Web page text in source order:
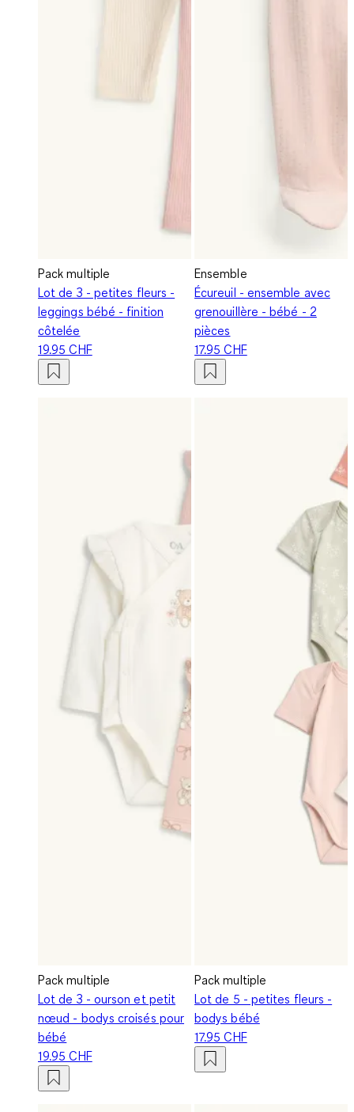
Pack multiple
Lot de 3 - petites fleurs -
leggings bébé - finition
côtelée
19.95 CHF
Ensemble
Écureuil - ensemble avec
grenouillère - bébé - 2
pièces
17.95 CHF
Pack multiple
Lot de 3 - ourson et petit
nœud - bodys croisés pour
bébé
19.95 CHF
Pack multiple
Lot de 5 - petites fleurs -
bodys bébé
17.95 CHF